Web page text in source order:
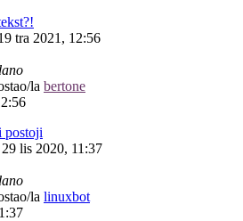
tra 2021, 12:56
la bertone
postoji
29 lis 2020, 11:37
la linuxbot